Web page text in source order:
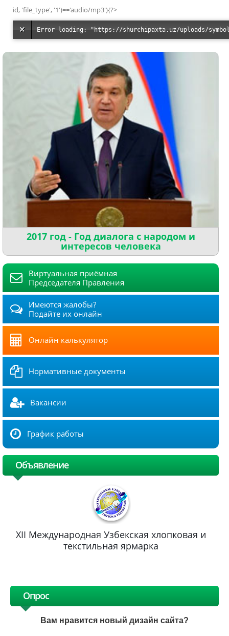
id, 'file_type', '1')=='audio/mp3'){?>
2017 год - Год диалога с народом и
интересов человека
Виртуальная приёмная
Председателя Правления
Имеются жалобы?
Подайте их онлайн
Онлайн калькулятор
Нормативные документы
Вакансии
График работы
Объявление
XII Международная Узбекская хлопковая и
текстильная ярмарка
Опрос
Вам нравится новый дизайн сайта?